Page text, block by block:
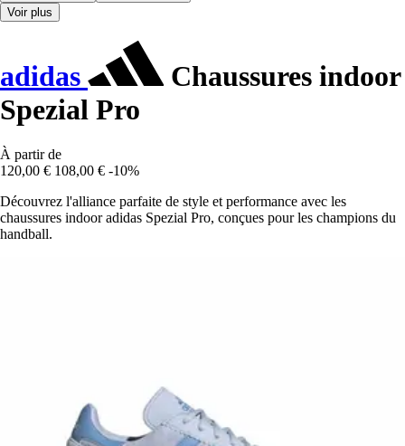
Voir plus
adidas
Chaussures indoor
Spezial Pro
À partir de
120,00 € 108,00 € -10%
Découvrez l'alliance parfaite de style et performance avec les
chaussures indoor adidas Spezial Pro, conçues pour les champions du
handball.